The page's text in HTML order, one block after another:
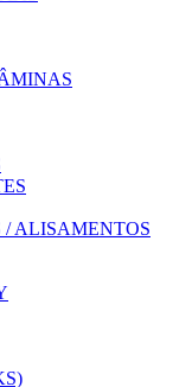
/ ALISAMENTOS